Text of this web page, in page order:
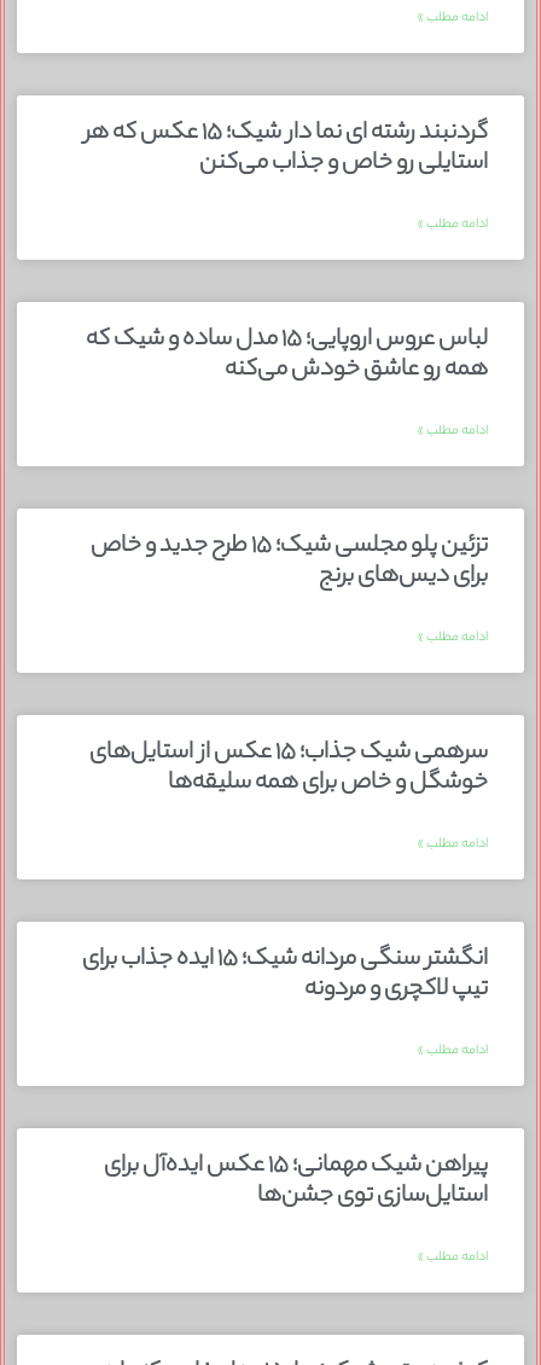
ادامه مطلب »
گردنبند رشته ای نما دار شیک؛ ۱۵ عکس که هر
استایلی رو خاص و جذاب می‌کنن
ادامه مطلب »
لباس عروس اروپایی؛ ۱۵ مدل ساده و شیک که
همه رو عاشق خودش می‌کنه
ادامه مطلب »
تزئین پلو مجلسی شیک؛ ۱۵ طرح جدید و خاص
برای دیس‌های برنج
ادامه مطلب »
سرهمی شیک جذاب؛ ۱۵ عکس از استایل‌های
خوشگل و خاص برای همه سلیقه‌ها
ادامه مطلب »
انگشتر سنگی مردانه شیک؛ ۱۵ ایده جذاب برای
تیپ لاکچری و مردونه
ادامه مطلب »
پیراهن شیک مهمانی؛ ۱۵ عکس ایده‌آل برای
استایل‌سازی توی جشن‌ها
ادامه مطلب »